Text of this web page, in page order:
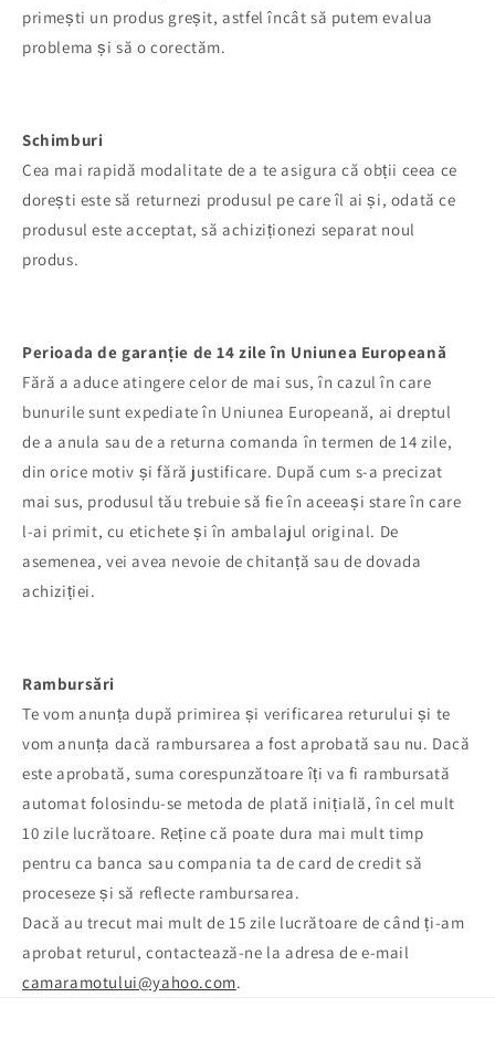
primești un produs greșit, astfel încât să putem evalua
problema și să o corectăm.
Schimburi
Cea mai rapidă modalitate de a te asigura că obții ceea ce
dorești este să returnezi produsul pe care îl ai și, odată ce
produsul este acceptat, să achiziționezi separat noul
produs.
Perioada de garanție de 14 zile în Uniunea Europeană
Fără a aduce atingere celor de mai sus, în cazul în care
bunurile sunt expediate în Uniunea Europeană, ai dreptul
de a anula sau de a returna comanda în termen de 14 zile,
din orice motiv și fără justificare. După cum s-a precizat
mai sus, produsul tău trebuie să fie în aceeași stare în care
l-ai primit, cu etichete și în ambalajul original. De
asemenea, vei avea nevoie de chitanță sau de dovada
achiziției.
Rambursări
Te vom anunța după primirea și verificarea returului și te
vom anunța dacă rambursarea a fost aprobată sau nu. Dacă
este aprobată, suma corespunzătoare îți va fi rambursată
automat folosindu-se metoda de plată inițială, în cel mult
10 zile lucrătoare. Reține că poate dura mai mult timp
pentru ca banca sau compania ta de card de credit să
proceseze și să reflecte rambursarea.
Dacă au trecut mai mult de 15 zile lucrătoare de când ți-am
aprobat returul, contactează-ne la adresa de e-mail
camaramotului@yahoo.com.